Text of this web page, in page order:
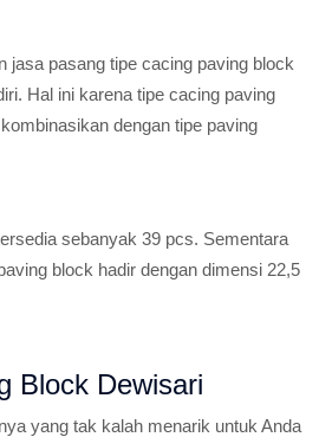
jasa pasang tipe cacing paving block
Hal ini karena tipe cacing paving
dengan tipe paving
sebanyak 39 pcs. Sementara
block hadir dengan dimensi 22,5
Block Dewisari
yang tak kalah menarik untuk Anda